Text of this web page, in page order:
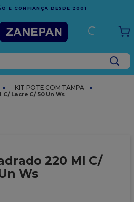
KIT POTE COM TAMPA
Lacre C/ 50 Un Ws
220 Ml C/
Ws